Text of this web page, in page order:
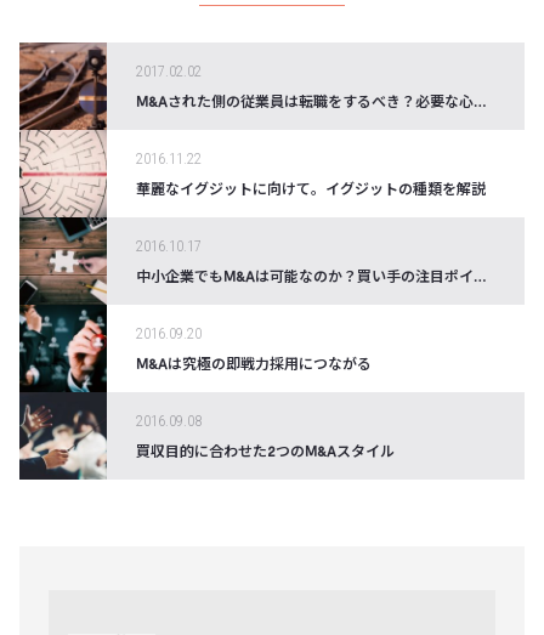
2017.02.02
華麗なイグジットに向けて。イグジットの種類を解説
2016.11.22
2016.10.17
M&Aは究極の即戦力採用につながる
2016.09.20
買収目的に合わせた2つのM&Aスタイル
2016.09.08